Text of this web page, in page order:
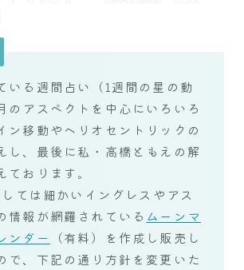
いる週間占い（1週間の星の動
のアスペクトを中心にいろいろ
ン移動やヘリオセントリックの
し、最後に私・高橋ともえの解
ております。
ては細かいイングレスやアス
情報が網羅されている ムーンマ
ンダー
（有料）を作成し販売し
で、下記の通り方針を変更いた